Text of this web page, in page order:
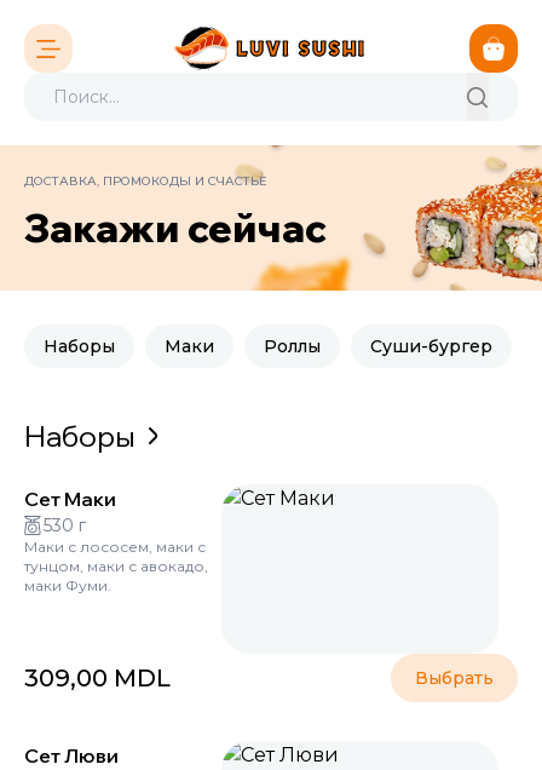
ДОСТАВКА, ПРОМОКОДЫ И СЧАСТЬЕ
Закажи сейчас
Наборы Маки Роллы Суши-бургер
Наборы
Сет Маки
530 г
Маки с лососем, маки с
тунцом, маки с авокадо,
маки Фуми.
309,00 MDL Выбрать
Сет Люви